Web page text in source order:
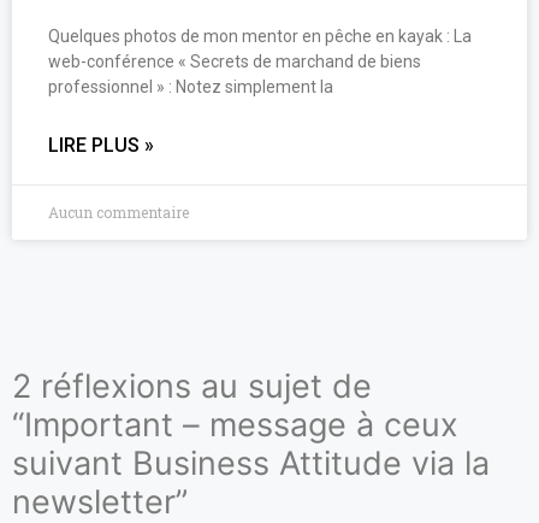
Quelques photos de mon mentor en pêche en kayak : La
web-conférence « Secrets de marchand de biens
professionnel » : Notez simplement la
LIRE PLUS »
Aucun commentaire
2 réflexions au sujet de
“Important – message à ceux
suivant Business Attitude via la
newsletter”